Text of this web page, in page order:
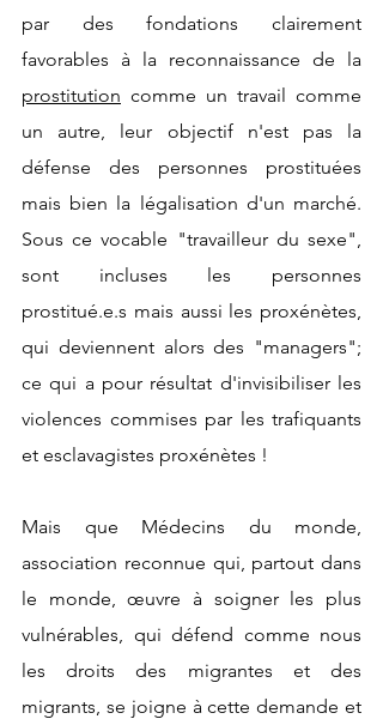
par des fondations clairement
prostitution comme un travail comme
un autre, leur objectif n'est pas la
défense des personnes prostituées
mais bien la légalisation d'un marché.
Sous ce vocable "travailleur du sexe",
sont incluses les personnes
prostitué.e.s mais aussi les proxénètes,
qui deviennent alors des "managers";
ce qui a pour résultat d'invisibiliser les
violences commises par les trafiquants
et esclavagistes proxénètes !
Mais que Médecins du monde,
association reconnue qui, partout dans
le monde, œuvre à soigner les plus
vulnérables, qui défend comme nous
les droits des migrantes et des
migrants, se joigne à cette demande et